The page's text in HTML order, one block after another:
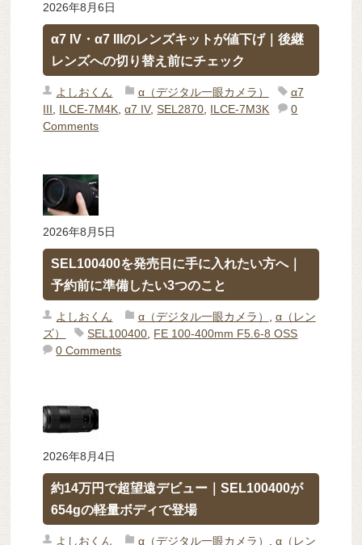
2026年8月6日
α7 IV・α7 IIIのレンズキットが値下げ｜後継
レンズへの切り替え前にチェック
よしおくん α（デジタル一眼カメラ）
α7
III
ILCE-7M4K ,α7 IV,SEL2870 ILCE-7M3K
0
Comments
2026年8月5日
SEL100400を発売日に手に入れたい方へ｜
予約前に準備したい3つのこと
よしおくん α（デジタル一眼カメラ）
α（レン
ズ）
SEL100400 FE 100-400mm F5.6-8 OSS
0 Comments
2026年8月4日
約14万円で超望遠デビュー｜SEL100400が
654gの軽量ボディで登場
よしおくん α（デジタル一眼カメラ） , α（レン